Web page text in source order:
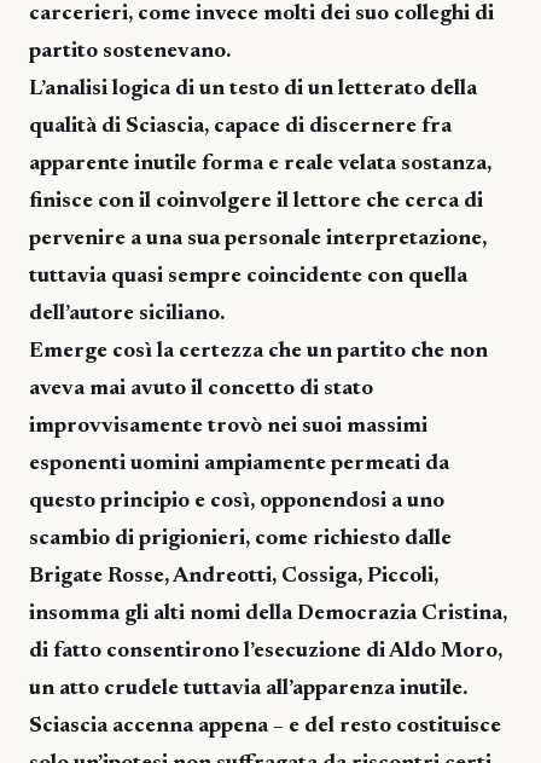
carcerieri, come invece molti dei suo colleghi di
partito sostenevano.
L’analisi logica di un testo di un letterato della
qualità di Sciascia, capace di discernere fra
apparente inutile forma e reale velata sostanza,
finisce con il coinvolgere il lettore che cerca di
pervenire a una sua personale interpretazione,
tuttavia quasi sempre coincidente con quella
dell’autore siciliano.
Emerge così la certezza che un partito che non
aveva mai avuto il concetto di stato
improvvisamente trovò nei suoi massimi
esponenti uomini ampiamente permeati da
questo principio e così, opponendosi a uno
scambio di prigionieri, come richiesto dalle
Brigate Rosse, Andreotti, Cossiga, Piccoli,
insomma gli alti nomi della Democrazia Cristina,
di fatto consentirono l’esecuzione di Aldo Moro,
un atto crudele tuttavia all’apparenza inutile.
Sciascia accenna appena – e del resto costituisce